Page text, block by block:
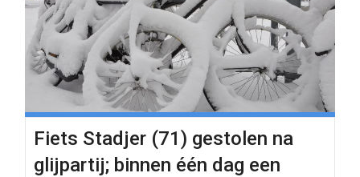
Fiets Stadjer (71) gestolen na
glijpartij; binnen één dag een